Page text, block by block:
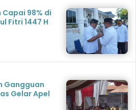
Capai 98% di
Fitri 1447 H
Gangguan
Gelar Apel